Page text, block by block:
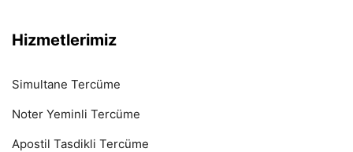
Hizmetlerimiz
Simultane Tercüme
Noter Yeminli Tercüme
Apostil Tasdikli Tercüme